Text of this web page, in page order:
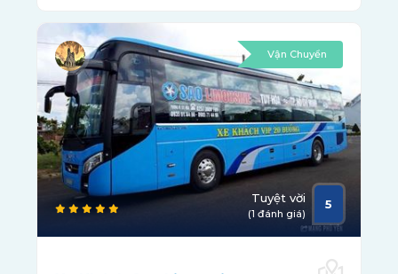
Vận Chuyển
Tuyệt vời
(1 đánh giá)
5